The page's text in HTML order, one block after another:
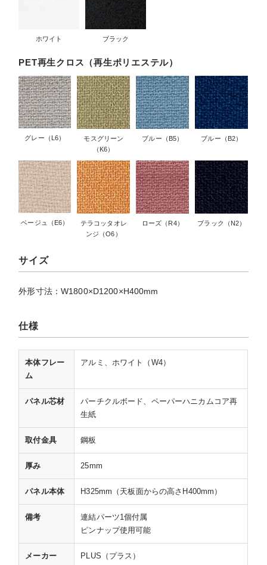
ホワイト ブラック
PET再生クロス（再生ポリエステル）
グレー（L6）
モスグリーン
（K6）
ブルー（B5） ブルー（B2）
ベージュ（E6）
テラコッタオレ
ンジ（O6）
ローズ（R4） ブラック（N2）
サイズ
外形寸法：W1800×D1200×H400mm
仕様
本体フレー
ム
アルミ、ホワイト（W4）
パネル芯材
パーチクルボード、ペーパーハニカムコア再
生紙
取付金具 鋼板
厚み 25mm
パネル本体 H325mm（天板面からの高さH400mm）
備考
連結パーツ1個付属
ピンナップ使用可能
メーカー PLUS（プラス）